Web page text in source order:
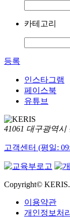
카테고리
등록
인스타그램
페이스북
유튜브
41061 대구광역시
고객센터 (평일:
Copyright©
이용약관
개인정보처